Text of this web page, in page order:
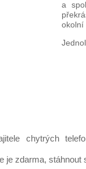
a
okolní
chytrých
je zdarma, stáhnout